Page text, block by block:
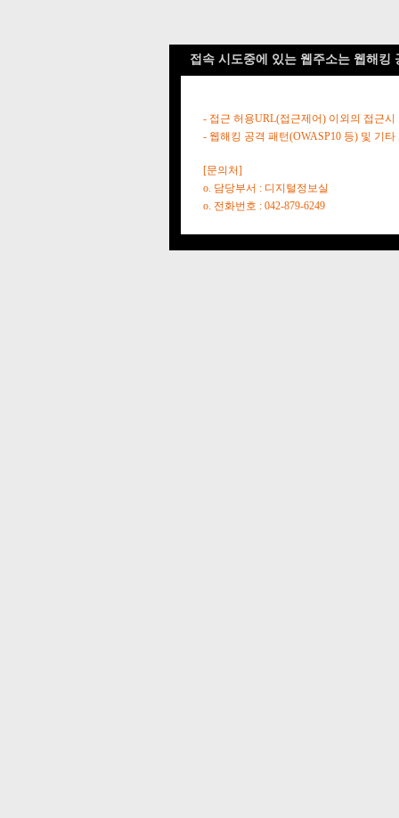
접속 시도중에 있는 웹주소는 웹해킹
- 접근 허용URL(접근제어) 이외의 접근시
- 웹해킹 공격 패턴(OWASP10 등) 및 기
[문의처]
o. 담당부서 : 디지털정보실
o. 전화번호 : 042-879-6249